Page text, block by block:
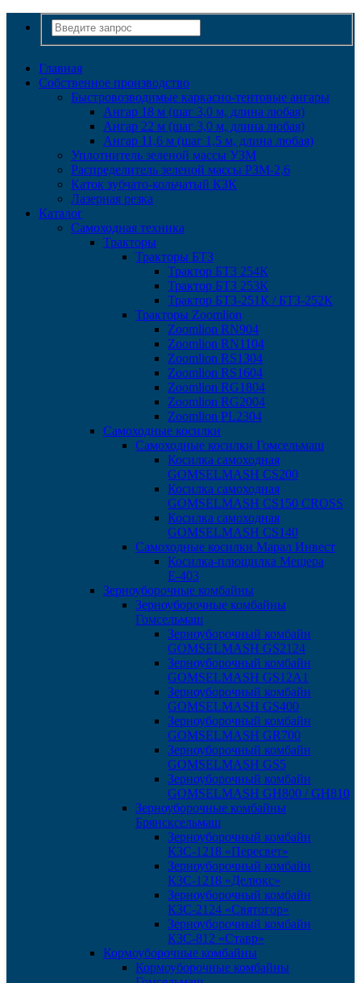
Главная
Собственное производство
Быстровозводимые каркасно-тентовые ангары
Ангар 18 м (шаг 3,0 м, длина любая)
Ангар 22 м (шаг 3,0 м, длина любая)
Ангар 11,6 м (шаг 1,5 м, длина любая)
Уплотнитель зеленой массы УЗМ
Распределитель зеленой массы РЗМ-2,6
Каток зубчато-кольчатый КЗК
Лазерная резка
Каталог
Самоходная техника
Тракторы
Тракторы БТЗ
Трактор БТЗ 254К
Трактор БТЗ 253К
Трактор БТЗ-251К / БТЗ-252К
Тракторы Zoomlion
Zoomlion RN904
Zoomlion RN1104
Zoomlion RS1304
Zoomlion RS1604
Zoomlion RG1804
Zoomlion RG2004
Zoomlion PL2304
Самоходные косилки
Самоходные косилки Гомсельмаш
Косилка самоходная
GOMSELMASH CS200
Косилка самоходная
GOMSELMASH CS150 CROSS
Косилка самоходная
GOMSELMASH CS140
Самоходные косилки Марал Инвест
Косилка-плющилка Мещера
Е-403
Зерноуборочные комбайны
Зерноуборочные комбайны
Гомсельмаш
Зерноуборочный комбайн
GOMSELMASH GS2124
Зерноуборочный комбайн
GOMSELMASH GS12A1
Зерноуборочный комбайн
GOMSELMASH GS400
Зерноуборочный комбайн
GOMSELMASH GR700
Зерноуборочный комбайн
GOMSELMASH GS5
Зерноуборочный комбайн
GOMSELMASH GH800 / GH810
Зерноуборочные комбайны
Брянсксельмаш
Зерноуборочный комбайн
КЗС-1218 «Пересвет»
Зерноуборочный комбайн
КЗС-1218 «Делюкс»
Зерноуборочный комбайн
КЗС-2124 «Святогор»
Зерноуборочный комбайн
КЗС-812 «Ставр»
Кормоуборочные комбайны
Кормоуборочные комбайны